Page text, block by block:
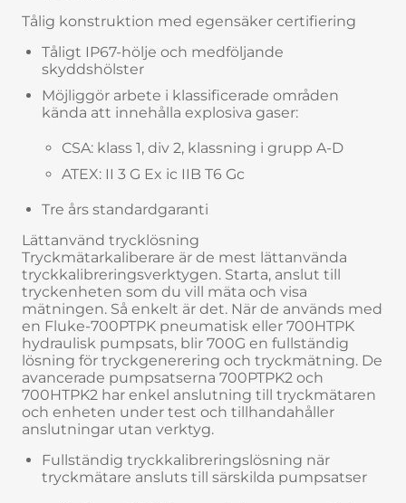
Tålig konstruktion med egensäker certifiering
Tåligt IP67-hölje och medföljande
skyddshölster
Möjliggör arbete i klassificerade områden
kända att innehålla explosiva gaser:
CSA: klass 1, div 2, klassning i grupp A-D
ATEX: II 3 G Ex ic IIB T6 Gc
Tre års standardgaranti
Lättanvänd trycklösning
Tryckmätarkaliberare är de mest lättanvända
tryckkalibreringsverktygen. Starta, anslut till
tryckenheten som du vill mäta och visa
mätningen. Så enkelt är det. När de används med
en Fluke-700PTPK pneumatisk eller 700HTPK
hydraulisk pumpsats, blir 700G en fullständig
lösning för tryckgenerering och tryckmätning. De
avancerade pumpsatserna 700PTPK2 och
700HTPK2 har enkel anslutning till tryckmätaren
och enheten under test och tillhandahåller
anslutningar utan verktyg.
Fullständig tryckkalibreringslösning när
tryckmätare ansluts till särskilda pumpsatser